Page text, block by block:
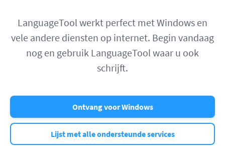
LanguageTool werkt perfect met Windows en
vele andere diensten op internet. Begin vandaag
nog en gebruik LanguageTool waar u ook
schrijft.
Ontvang voor Windows
Lijst met alle ondersteunde services